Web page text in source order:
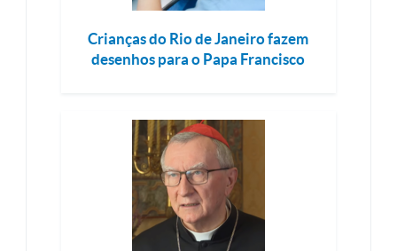
Crianças do Rio de Janeiro fazem
desenhos para o Papa Francisco